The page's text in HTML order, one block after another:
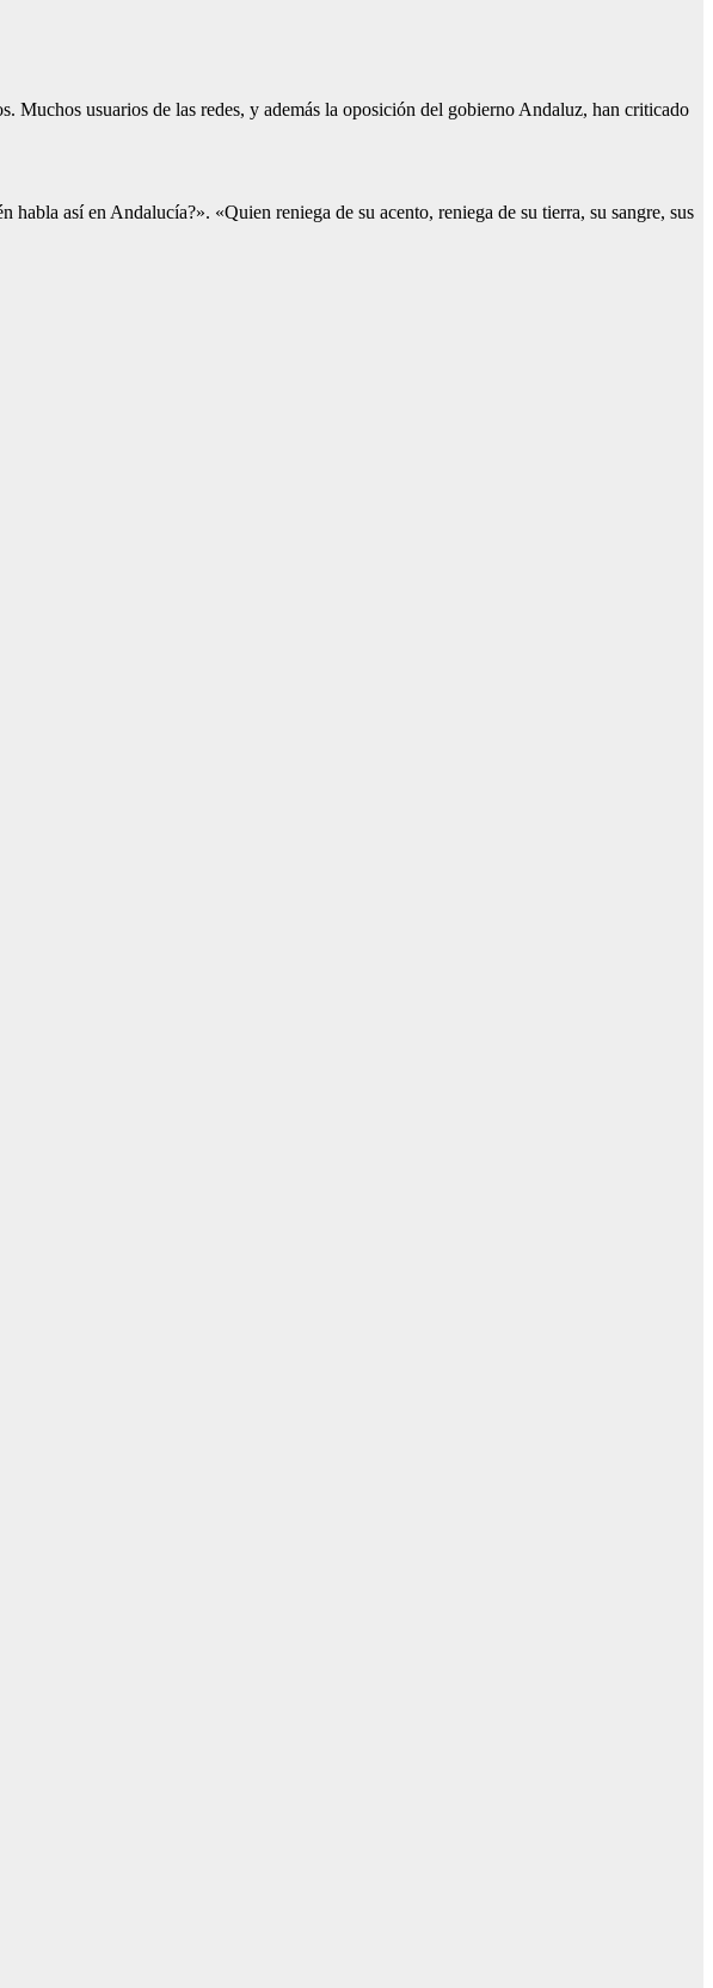
Muchos usuarios de las redes, y además la oposición del gobierno Andaluz, han criticado
así en Andalucía?». «Quien reniega de su acento, reniega de su tierra, su sangre, sus